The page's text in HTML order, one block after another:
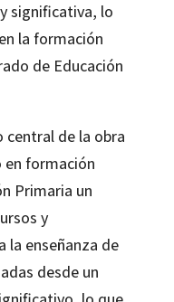
significativa, lo
la formación
de Educación
de la obra
en formación
Primaria un
y
la enseñanza de
desde un